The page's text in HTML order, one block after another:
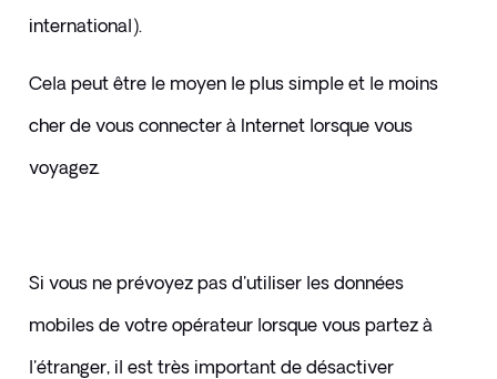
international).
​Cela peut être le moyen le plus simple et le moins
cher de vous connecter à Internet lorsque vous
voyagez.
Si vous ne prévoyez pas d'utiliser les données
mobiles de votre opérateur lorsque vous partez à
l'étranger, il est très important de désactiver